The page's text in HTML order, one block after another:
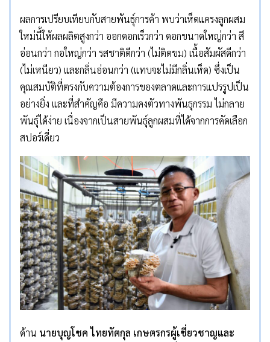
ผลการเปรียบเทียบกับสายพันธุ์การค้า พบว่าเห็ดแครงลูกผสม
ใหม่นี้ให้ผลผลิตสูงกว่า ออกดอกเร็วกว่า ดอกขนาดใหญ่กว่า สี
อ่อนกว่า กอใหญ่กว่า รสชาติดีกว่า (ไม่ติดขม) เนื้อสัมผัสดีกว่า
(ไม่เหนียว) และกลิ่นอ่อนกว่า (แทบจะไม่มีกลิ่นเห็ด) ซึ่งเป็น
คุณสมบัติที่ตรงกับความต้องการของตลาดและการแปรรูปเป็น
อย่างยิ่ง และที่สำคัญคือ มีความคงตัวทางพันธุกรรม ไม่กลาย
พันธุ์ได้ง่าย เนื่องจากเป็นสายพันธุ์ลูกผสมที่ได้จากการคัดเลือก
สปอร์เดี่ยว
ด้าน นายบุญโชค ไทยทัตกุล เกษตรกรผู้เชี่ยวชาญและ